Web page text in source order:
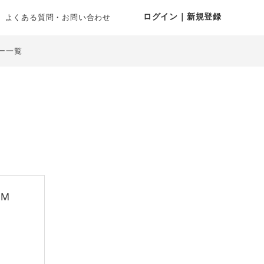
よくある質問・お問い合わせ ログイン｜新規登録
一覧